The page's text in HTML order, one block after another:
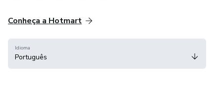
Conheça a Hotmart
Idioma
Português